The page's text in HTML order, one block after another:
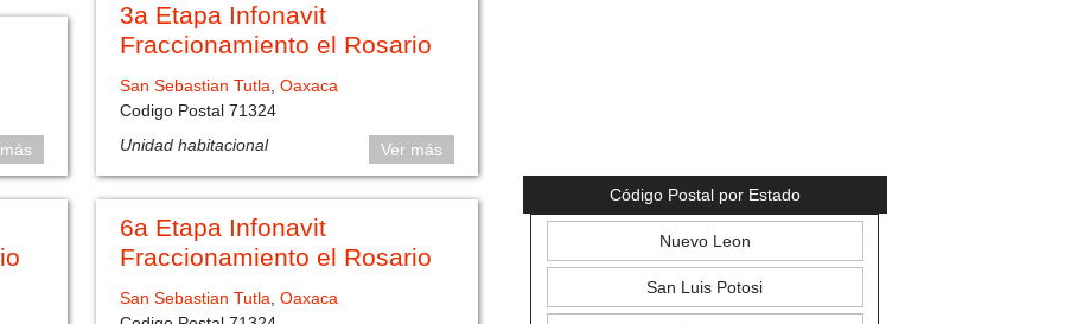
3a Etapa Infonavit
Fraccionamiento el Rosario
San Sebastian Tutla Oaxaca
Codigo Postal 71324
Unidad habitacional
Ver más
6a Etapa Infonavit
Fraccionamiento el Rosario
San Sebastian Tutla Oaxaca
Código Postal por Estado
Nuevo Leon
San Luis Potosi